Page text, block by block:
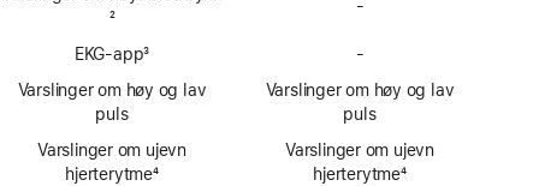
2
EKG-app3
Varslinger om høy og lav
puls
Varslinger om ujevn
hjerterytme4
-
tegn
på
høyt
blodtrykk
-
EKG-
app
Varslinger om høy og lav
puls
Varslinger om ujevn
hjerterytme4